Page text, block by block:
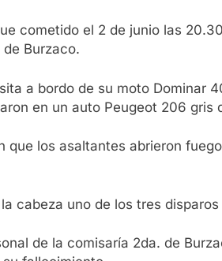
cometido el 2 de junio las
Burzaco.
a bordo de su moto Dominar
en un auto Peugeot 206
que los asaltantes abrieron
cabeza uno de los tres
de la comisaría 2da. de